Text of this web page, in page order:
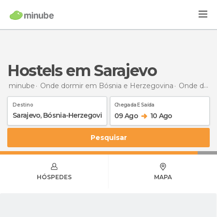
Hostels em Sarajevo
minube Onde dormir em Bósnia e Herzegovina Onde dormir em Bósnia e Herzegovina
Destino Chegada E Saída
09 Ago 10 Ago
Pesquisar
HÓSPEDES MAPA